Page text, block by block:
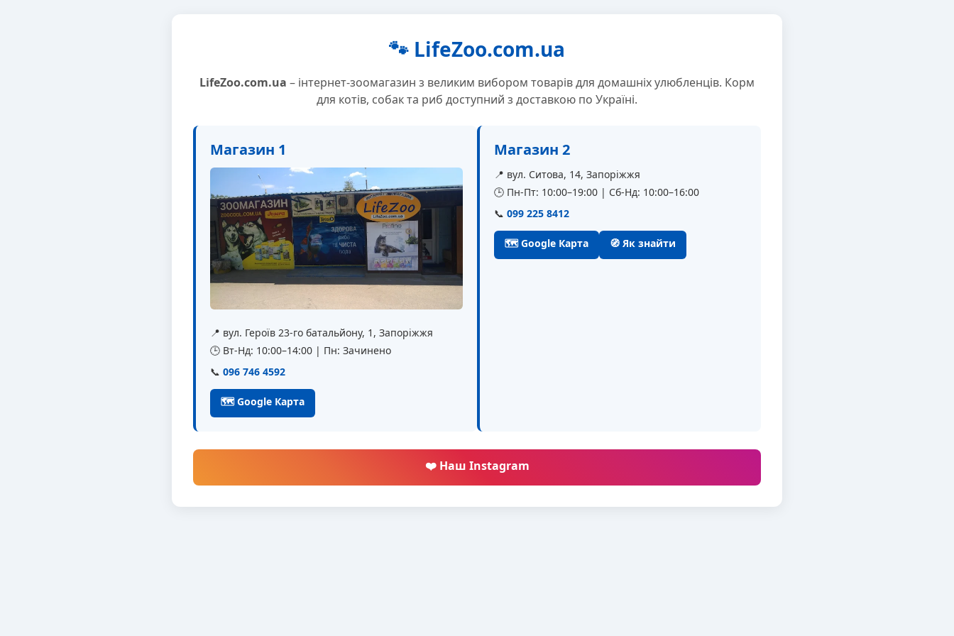
🐾 LifeZoo.com.ua
LifeZoo.com.ua – інтернет-зоомагазин з великим вибором товарів для домашніх улюбленців. Корм
для котів, собак та риб доступний з доставкою по Україні.
Магазин 1
📍 вул. Героїв 23-го батальйону, 1, Запоріжжя
🕒 Вт-Нд: 10:00–14:00 | Пн: Зачинено
📞 096 746 4592
🗺 Google Карта
Магазин 2
📍 вул. Ситова, 14, Запоріжжя
🕒 Пн-Пт: 10:00–19:00 | Сб-Нд: 10:00–16:00
📞 099 225 8412
🗺 Google Карта 🧭 Як знайти
❤️ Наш Instagram